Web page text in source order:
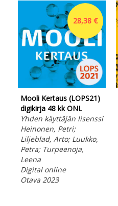
28,38 €
Mooli Kertaus (LOPS21)
digikirja 48 kk ONL
Yhden käyttäjän lisenssi
Heinonen, Petri;
Liljeblad, Arto; Luukko,
Petra; Turpeenoja,
Leena
Digital online
Otava 2023